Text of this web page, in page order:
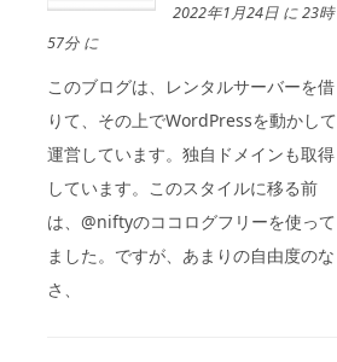
2022年1月24日 に 23時
57分 に
このブログは、レンタルサーバーを借
りて、その上でWordPressを動かして
運営しています。独自ドメインも取得
しています。このスタイルに移る前
は、@niftyのココログフリーを使って
ました。ですが、あまりの自由度のな
さ、